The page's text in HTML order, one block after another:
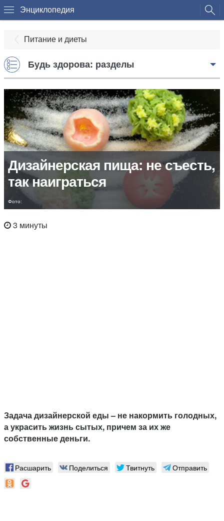
Энциклопедия
Питание и диеты
Будь здорова: разделы
Дизайнерская пища: не съесть,
так наиграться
Фото:
3 минуты
Задача дизайнерской еды – не накормить голодных,
а украсить жизнь сытых, причем за их же
собственные деньги.
Расшарить Поделиться Твитнуть Отправить